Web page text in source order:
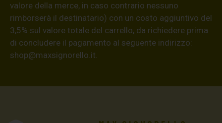
valore della merce, in caso contrario nessuno
rimborserà il destinatario) con un costo aggiuntivo del
3,5% sul valore totale del carrello, da richiedere prima
di concludere il pagamento al seguente indirizzo:
shop@maxsignorello.it.